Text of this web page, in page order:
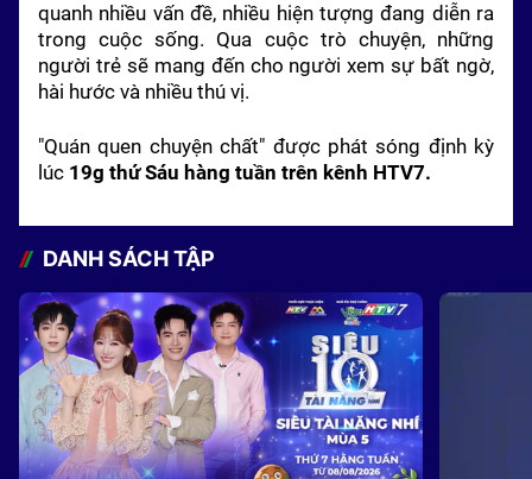
quanh nhiều vấn đề, nhiều hiện tượng đang diễn ra
trong cuộc sống. Qua cuộc trò chuyện, những
người trẻ sẽ mang đến cho người xem sự bất ngờ,
hài hước và nhiều thú vị.
"Quán quen chuyện chất" được phát sóng định kỳ
lúc 19g thứ Sáu hàng tuần trên kênh HTV7.
DANH SÁCH TẬP